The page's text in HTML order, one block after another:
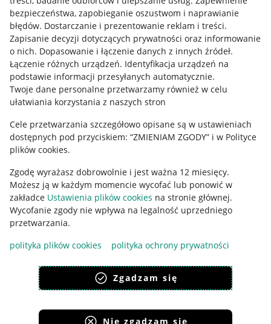
bezpieczeństwa, zapobieganie oszustwom i naprawianie
błędów. Dostarczanie i prezentowanie reklam i treści.
Zapisanie decyzji dotyczących prywatności oraz informowanie
o nich. Dopasowanie i łączenie danych z innych źródeł.
Łączenie różnych urządzeń. Identyfikacja urządzeń na
podstawie informacji przesyłanych automatycznie.
Twoje dane personalne przetwarzamy również w celu
ułatwiania korzystania z naszych stron
Cele przetwarzania szczegółowo opisane są w ustawieniach
dostępnych pod przyciskiem: “ZMIENIAM ZGODY” i w Polityce
plików cookies.
Zgodę wyrażasz dobrowolnie i jest ważna 12 miesięcy.
Możesz ją w każdym momencie wycofać lub ponowić w
zakładce Ustawienia plików cookies na stronie głównej.
Wycofanie zgody nie wpływa na legalność uprzedniego
przetwarzania.
polityka plików cookies
polityka ochrony prywatności
Zgadzam się
Nie zgadzam się
Mapa miejscowości
Informacje prawne
Regulamin
Polityka plików "cookies"
Ustawienia plików "cookies"
Udostępnianie lokalizacji
Informacje dla Aktu o Usługach Cyfrowych
Pobierz aplikację